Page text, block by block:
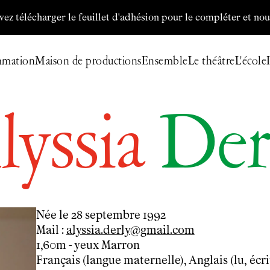
le feuillet d'adhésion pour le compléter et nous le
Maison de productionsEnsembleLe théâtreL'école
Née le 28 septembre 1992
Mail : alyssia.derly@gmail.com
1,60m - yeux Marron
Français (langue maternelle), Anglais (lu,
Programmation
Archives
Maison de productions
Créations deFanny de Chaillé
Ensemble
Participer
Venir en groupe
Découvrir